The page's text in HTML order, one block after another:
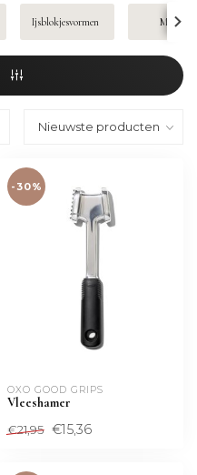
Ijsblokjesvormen Messen
-30%
OXO GOOD GRIPS
Vleeshamer
€21,95 €15,36